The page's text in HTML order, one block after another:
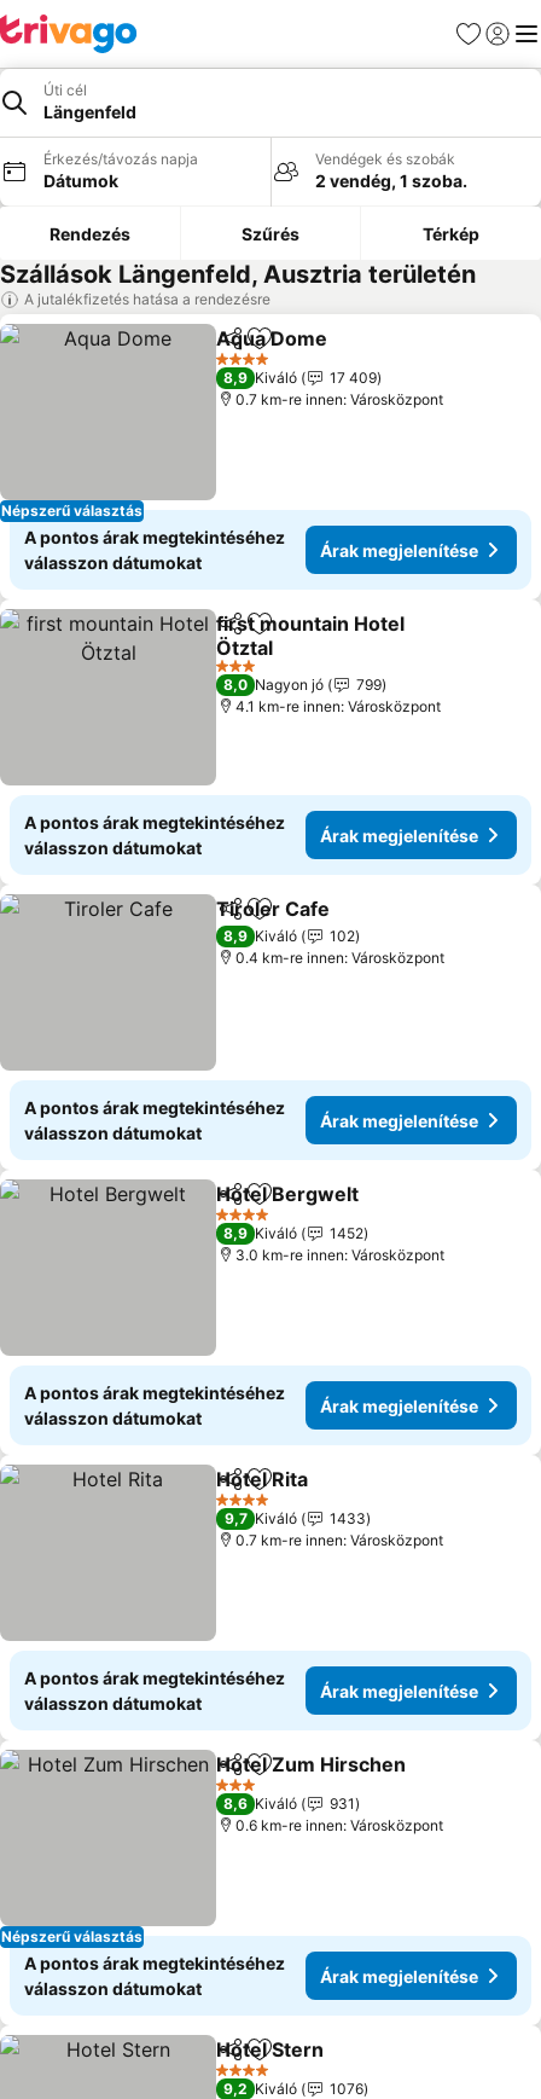
Kedvencek
Úti cél
Längenfeld
Érkezés/távozás napja
Dátumok
Vendégek és szobák
2 vendég, 1 szoba.
Rendezés Szűrés Térkép
Szállások Längenfeld, Ausztria területén
A jutalékfizetés hatása a rendezésre
Népszerű választás
Megosztás
Hozzáadás a kedvencekhez
Aqua Dome
4 Kategória
8,9 Kiváló
17 409
0.7 km-re innen: Városközpont
A pontos árak megtekintéséhez
válasszon dátumokat
Árak megjelenítése
Megosztás
Hozzáadás a kedvencekhez
first mountain Hotel
Ötztal
Árak megjelenítése
3 Kategória
8,0 Nagyon jó
799
4.1 km-re innen: Városközpont
A pontos árak megtekintéséhez
válasszon dátumokat
Árak megjelenítése
Megosztás
Hozzáadás a kedvencekhez
Tiroler Cafe
8,9 Kiváló
102
0.4 km-re innen: Városközpont
A pontos árak megtekintéséhez
válasszon dátumokat
Árak megjelenítése
Megosztás
Hozzáadás a kedvencekhez
Hotel Bergwelt
4 Kategória
8,9 Kiváló
1452
3.0 km-re innen: Városközpont
A pontos árak megtekintéséhez
válasszon dátumokat
Árak megjelenítése
Megosztás
Hozzáadás a kedvencekhez
Hotel Rita
4 Kategória
9,7 Kiváló
1433
0.7 km-re innen: Városközpont
A pontos árak megtekintéséhez
válasszon dátumokat
Árak megjelenítése
Népszerű választás
Megosztás
Hozzáadás a kedvencekhez
Hotel Zum Hirschen
3 Kategória
8,6 Kiváló
931
0.6 km-re innen: Városközpont
A pontos árak megtekintéséhez
válasszon dátumokat
Árak megjelenítése
Megosztás
Hozzáadás a kedvencekhez
Hotel Stern
4 Kategória
9,2 Kiváló
1076